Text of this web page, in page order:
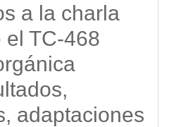
a la charla
el TC-468
adaptaciones